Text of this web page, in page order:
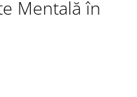
Mentală în